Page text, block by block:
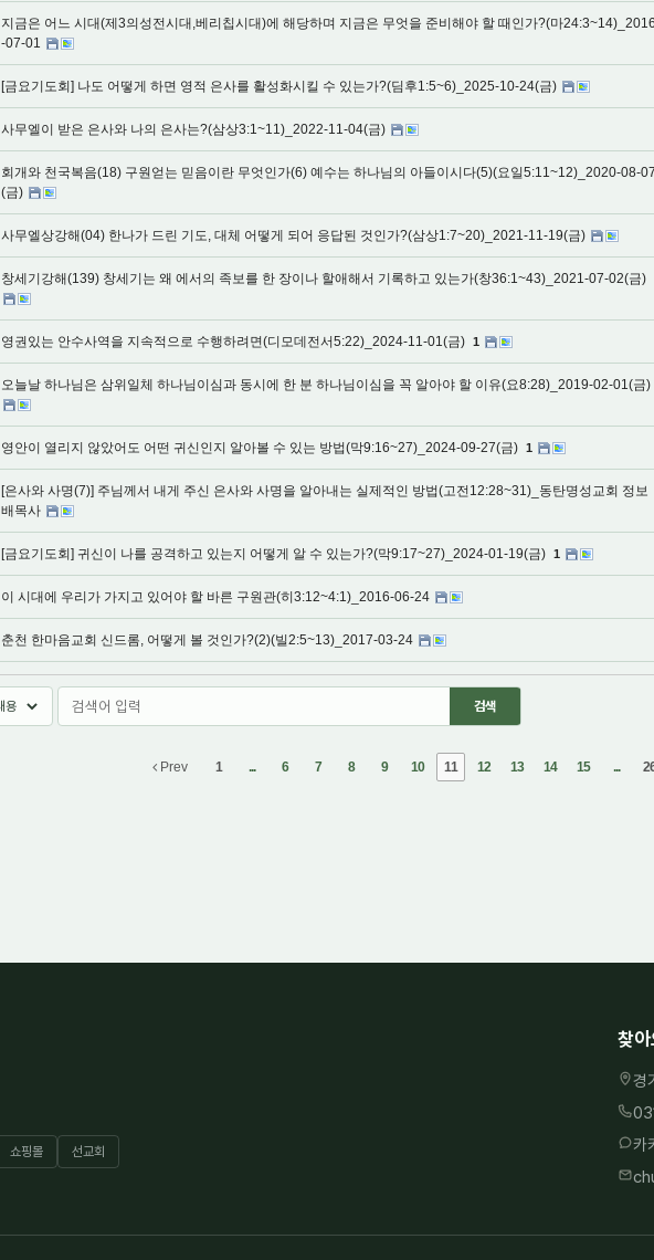
지금은 어느 시대(제3의성전시대,베리칩시대)에 해당하며 지금은 무엇을 준비해야 할 때인가?(마24:3~14)_2016
-07-01
[금요기도회] 나도 어떻게 하면 영적 은사를 활성화시킬 수 있는가?(딤후1:5~6)_2025-10-24(금)
사무엘이 받은 은사와 나의 은사는?(삼상3:1~11)_2022-11-04(금)
회개와 천국복음(18) 구원얻는 믿음이란 무엇인가(6) 예수는 하나님의 아들이시다(5)(요일5:11~12)_2020-08-07
(금)
사무엘상강해(04) 한나가 드린 기도, 대체 어떻게 되어 응답된 것인가?(삼상1:7~20)_2021-11-19(금)
창세기강해(139) 창세기는 왜 에서의 족보를 한 장이나 할애해서 기록하고 있는가(창36:1~43)_2021-07-02(금)
영권있는 안수사역을 지속적으로 수행하려면(디모데전서5:22)_2024-11-01(금) 1
오늘날 하나님은 삼위일체 하나님이심과 동시에 한 분 하나님이심을 꼭 알아야 할 이유(요8:28)_2019-02-01(금)
영안이 열리지 않았어도 어떤 귀신인지 알아볼 수 있는 방법(막9:16~27)_2024-09-27(금) 1
[은사와 사명(7)] 주님께서 내게 주신 은사와 사명을 알아내는 실제적인 방법(고전12:28~31)_동탄명성교회 정보
배목사
[금요기도회] 귀신이 나를 공격하고 있는지 어떻게 알 수 있는가?(막9:17~27)_2024-01-19(금) 1
이 시대에 우리가 가지고 있어야 할 바른 구원관(히3:12~4:1)_2016-06-24
춘천 한마음교회 신드롬, 어떻게 볼 것인가?(2)(빌2:5~13)_2017-03-24
Prev 1 ... 6 7 8 9 10 11 12 13 14 15 ...
쇼핑몰 선교회
찾
경
카